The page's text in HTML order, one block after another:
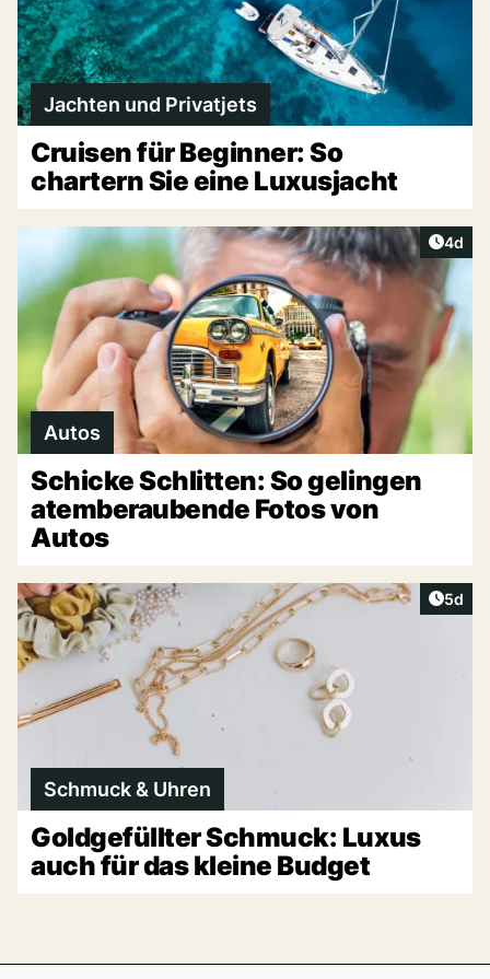
Jachten und Privatjets
Cruisen für Beginner: So
chartern Sie eine Luxusjacht
4d
Autos
Schicke Schlitten: So gelingen
atemberaubende Fotos von
Autos
5d
Schmuck & Uhren
Goldgefüllter Schmuck: Luxus
auch für das kleine Budget